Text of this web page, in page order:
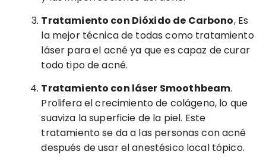
Tratamiento con Dióxido de Carbono, Es
la mejor técnica de todas como tratamiento
láser para el acné ya que es capaz de curar
todo tipo de acné.
Tratamiento con láser Smoothbeam.
Prolifera el crecimiento de colágeno, lo que
suaviza la superficie de la piel. Este
tratamiento se da a las personas con acné
después de usar el anestésico local tópico.